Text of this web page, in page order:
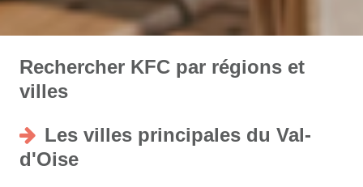
Rechercher KFC par régions et
villes
Les villes principales du Val-
d'Oise